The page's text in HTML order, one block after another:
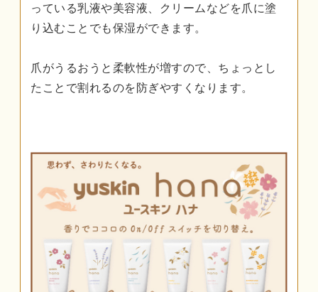
っている乳液や美容液、クリームなどを爪に塗
り込むことでも保湿ができます。
爪がうるおうと柔軟性が増すので、ちょっとし
たことで割れるのを防ぎやすくなります。